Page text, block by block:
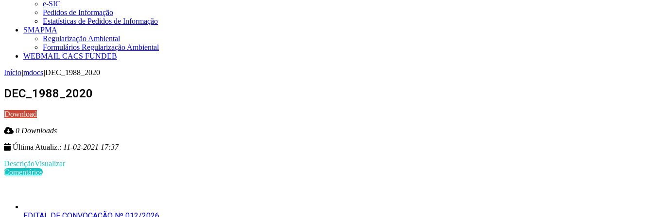
e-SIC
Pedidos de Informação
Estatísticas de Pedidos de Informação
SMAPMA
Regularização Ambiental
Formulários Regularização Ambiental
WEBMAIL CACS FUNDEB
Início|mdocs|DEC_1988_2020
DEC_1988_2020
Download
0 Downloads
Última Atualiz.: 11-02-2021 17:37
DescriçãoVisualizar
Comentários